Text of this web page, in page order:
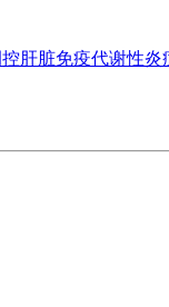
肝脏免疫代谢性炎